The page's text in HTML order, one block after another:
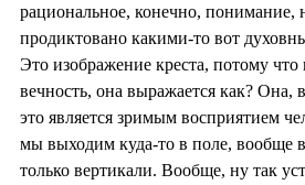
рациональное, конечно, понимание,
продиктовано какими-то вот
Это изображение креста, потому что
вечность, она выражается как? Она,
это является зримым восприятием
мы выходим куда-то в поле, вообще
только вертикали. Вообще, ну так